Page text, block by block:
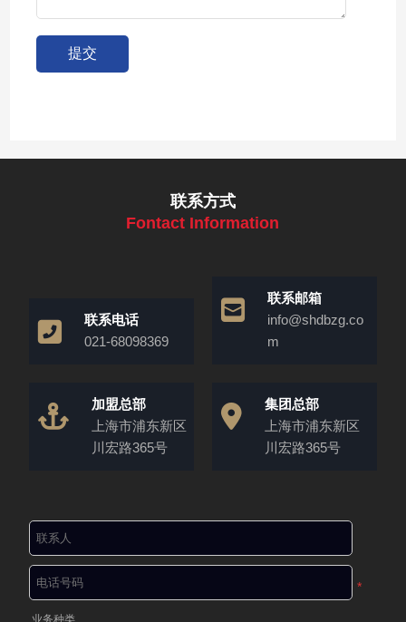
联系方式
Fontact Information
联系电话
021-68098369
联系邮箱
info@shdbzg.co
m
加盟总部
上海市浦东新区
川宏路365号
集团总部
上海市浦东新区
川宏路365号
*
业务种类